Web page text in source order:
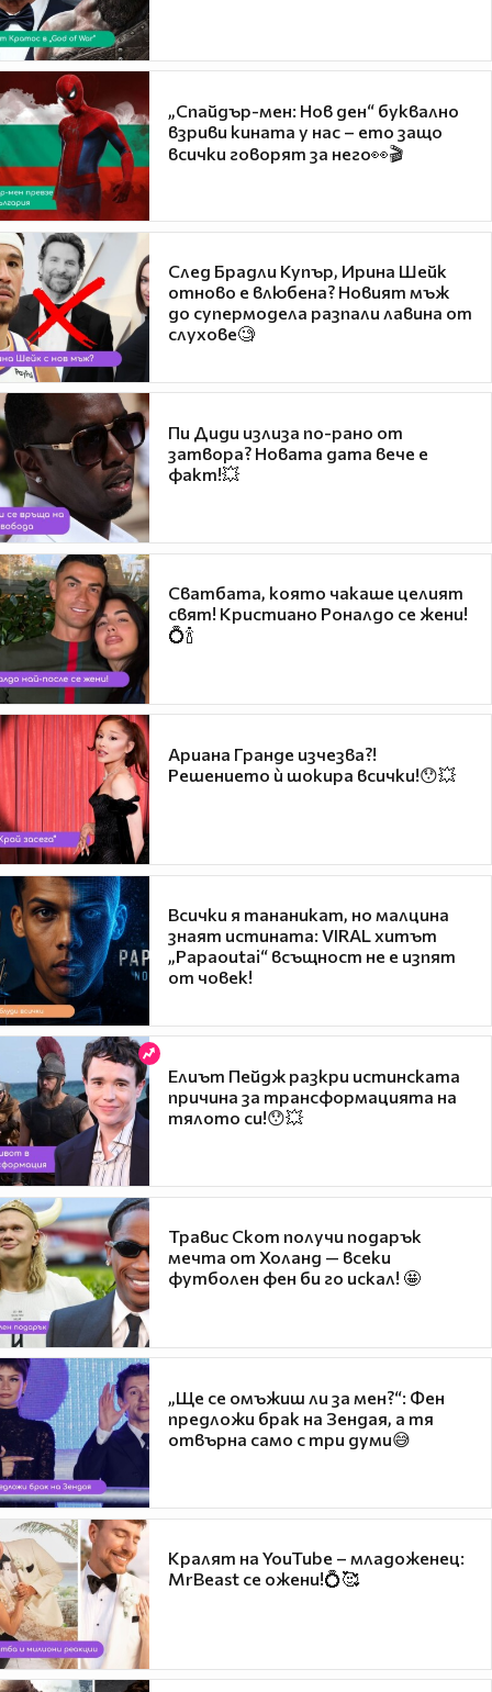
„Спайдър-мен: Нов ден“ буквално
взриви кината у нас – ето защо
всички говорят за него👀🎬
След Брадли Купър, Ирина Шейк
отново е влюбена? Новият мъж
до супермодела разпали лавина от
слухове🧐
Пи Диди излиза по-рано от
затвора? Новата дата вече е
факт!💥
Сватбата, която чакаше целият
свят! Кристиано Роналдо се жени!
💍🍾
Ариана Гранде изчезва?!
Решението ѝ шокира всички!😯💥
Всички я тананикат, но малцина
знаят истината: VIRAL хитът
„Papaoutai“ всъщност не е изпят
от човек!
Елиът Пейдж разкри истинската
причина за трансформацията на
тялото си!😯💥
Травис Скот получи подарък
мечта от Холанд — всеки
футболен фен би го искал! 🤩
„Ще се омъжиш ли за мен?“: Фен
предложи брак на Зендая, а тя
отвърна само с три думи😅
Кралят на YouTube – младоженец:
MrBeast се ожени!💍🥰